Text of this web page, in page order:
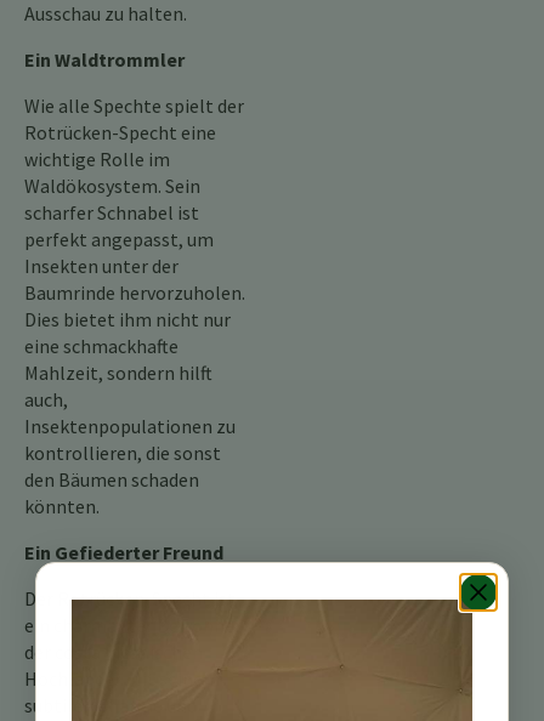
Ausschau zu halten.
Ein Waldtrommler
Wie alle Spechte spielt der
Rotrücken-Specht eine
wichtige Rolle im
Waldökosystem. Sein
scharfer Schnabel ist
perfekt angepasst, um
Insekten unter der
Baumrinde hervorzuholen.
Dies bietet ihm nicht nur
eine schmackhafte
Mahlzeit, sondern hilft
auch,
Insektenpopulationen zu
kontrollieren, die sonst
den Bäumen schaden
könnten.
Ein Gefiederter Freund
Der Rotrücken-Specht ist
ein charmanter Bewohner
der costa-ricanischen
Hochländer. Mit seinem
subtilen Charme und